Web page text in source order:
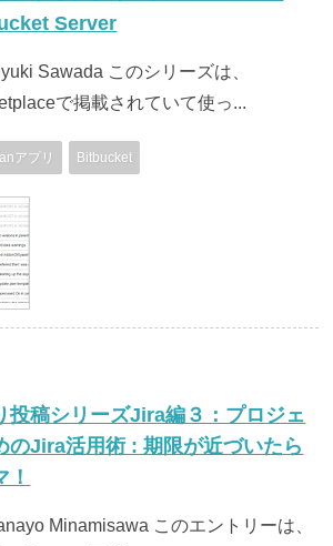
Server
Sawada このシリーズは、
で掲載されていて使っ...
アプリ Bitbucket
投稿シリーズJira編３：プロジェ
のJira活用術 : 期限が近づいたら
Minamisawa このエントリーは、